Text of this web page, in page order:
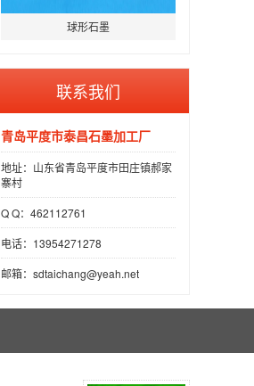
球形石墨
联系我们
青岛平度市泰昌石墨加工厂
地址：山东省青岛平度市田庄镇郝家
寨村
Q Q：462112761
电话：13954271278
邮箱：sdtaichang@yeah.net